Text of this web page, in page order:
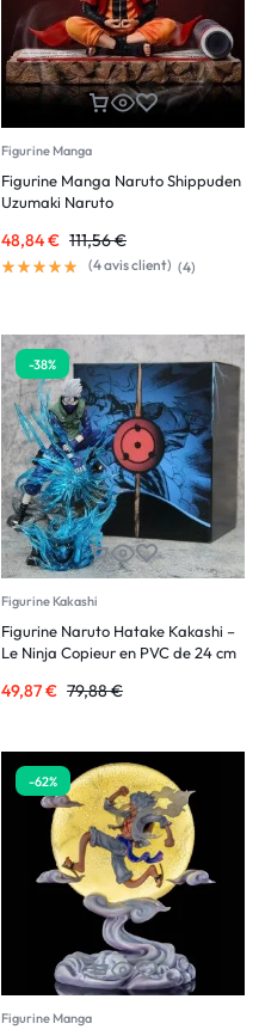
Figurine Manga
Figurine Manga Naruto Shippuden
Uzumaki Naruto
111,56€
48,84€
(4avis client) (4)
-38%
Figurine Kakashi
Figurine Naruto Hatake Kakashi –
Le Ninja Copieur en PVC de 24 cm
79,88€
49,87€
-62%
Figurine Manga